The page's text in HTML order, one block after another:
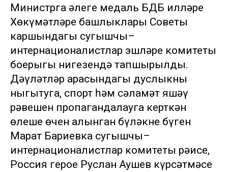
Министрга әлеге медаль БДБ илләре
Хөкүмәтләре башлыклары Советы
каршындагы сугышчы–
интернационалистлар эшләре комитеты
боерыгы нигезендә тапшырылды.
Дәүләтләр арасындагы дуслыкны
ныгытуга, спорт һәм сәламәт яшәү
рәвешен пропагандалауга керткән
өлеше өчен алынган бүләкне бүген
Марат Бариевка сугышчы–
интернационалистлар комитеты рәисе,
Россия герое Руслан Аушев күрсәтмәсе